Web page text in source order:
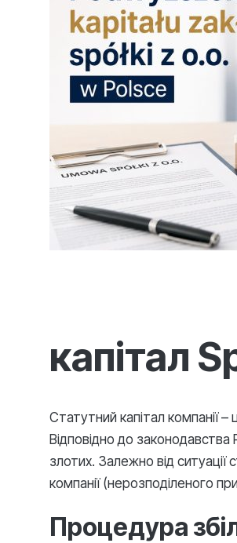
капітал
Статутний капітал компанії –
Відповідно до
злотих. Залежно від ситуації
компанії (нерозподіленого
Процедура